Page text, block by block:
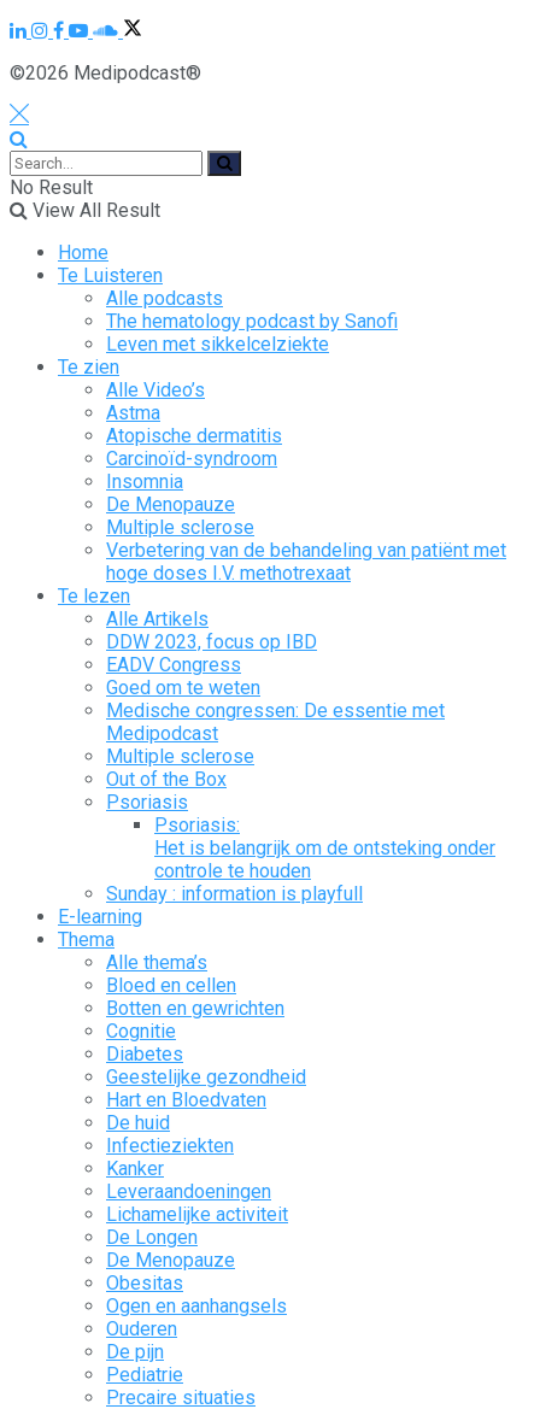
©2026 Medipodcast®
No Result
View All Result
Home
Te Luisteren
Alle podcasts
The hematology podcast by Sanofi
Leven met sikkelcelziekte
Te zien
Alle Video’s
Astma
Atopische dermatitis
Carcinoïd-syndroom
Insomnia
De Menopauze
Multiple sclerose
Verbetering van de behandeling van patiënt met
hoge doses I.V. methotrexaat
Te lezen
Alle Artikels
DDW 2023, focus op IBD
EADV Congress
Goed om te weten
Medische congressen: De essentie met
Medipodcast
Multiple sclerose
Out of the Box
Psoriasis
Psoriasis:
Het is belangrijk om de ontsteking onder
controle te houden
Sunday : information is playfull
E-learning
Thema
Alle thema’s
Bloed en cellen
Botten en gewrichten
Cognitie
Diabetes
Geestelijke gezondheid
Hart en Bloedvaten
De huid
Infectieziekten
Kanker
Leveraandoeningen
Lichamelijke activiteit
De Longen
De Menopauze
Obesitas
Ogen en aanhangsels
Ouderen
De pijn
Pediatrie
Precaire situaties